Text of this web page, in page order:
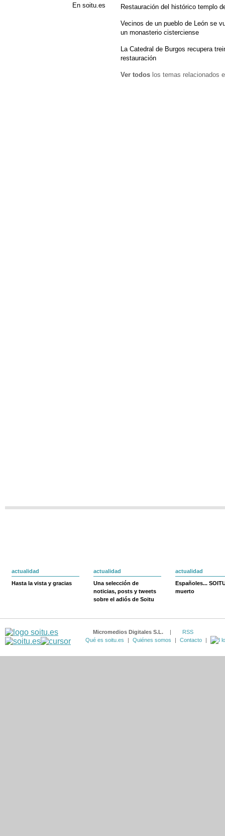
En soitu.es Restauración del histórico templo
Vecinos de un pueblo de León se
un monasterio cisterciense
La Catedral de Burgos recupera
restauración
Ver todos los temas relacionados
actualidad
Hasta la vista y gracias
actualidad
Una selección de
noticias, posts y tweets
sobre el adiós de Soitu
actualidad
Españoles...
muerto
Micromedios Digitales S.L. |
RSS
Qué es soitu.es
| Quiénes somos | Contacto |